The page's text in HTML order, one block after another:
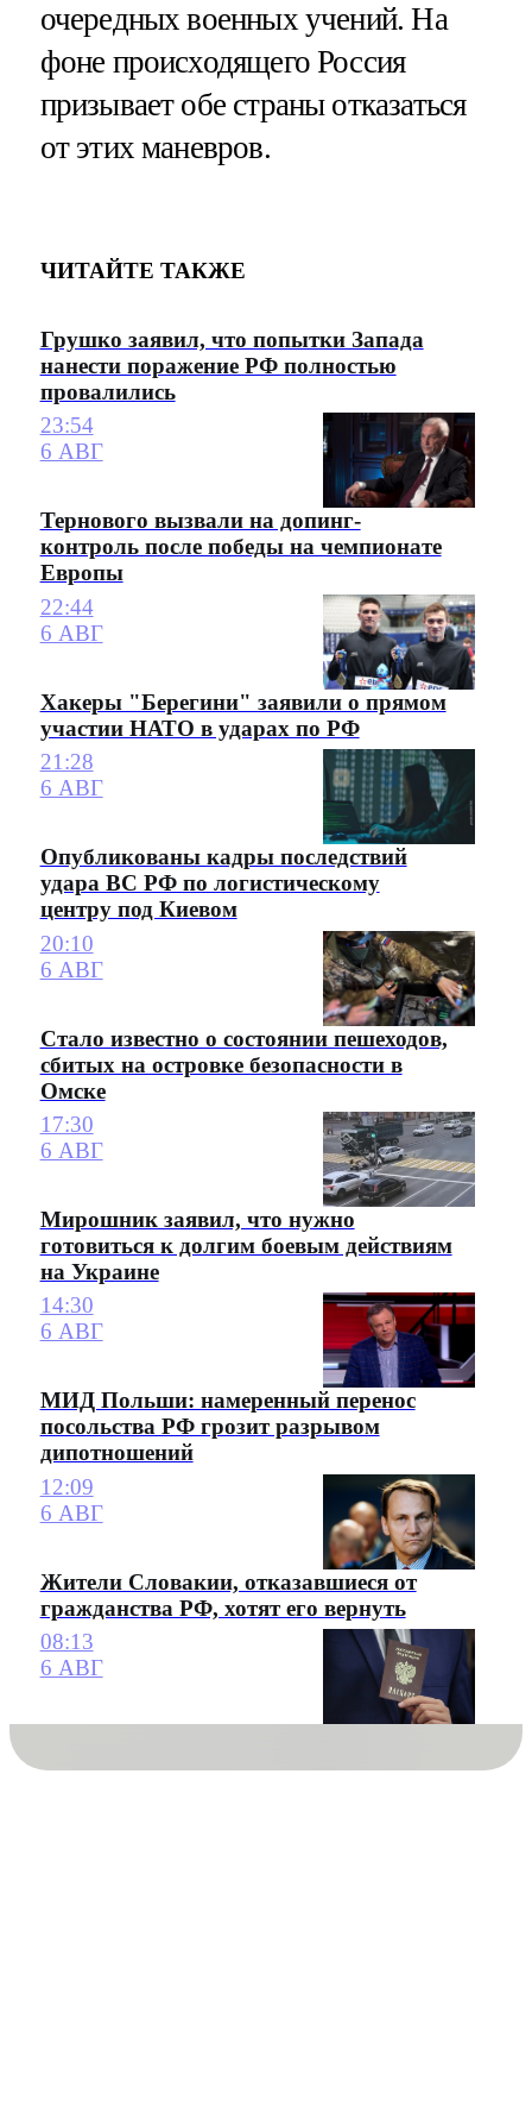
очередных военных учений. На
фоне происходящего Россия
призывает обе страны отказаться
от этих маневров.
ЧИТАЙТЕ ТАКЖЕ
Грушко заявил, что попытки Запада
нанести поражение РФ полностью
провалились
23:54
6 АВГ
Тернового вызвали на допинг-
контроль после победы на чемпионате
Европы
22:44
6 АВГ
Хакеры "Берегини" заявили о прямом
участии НАТО в ударах по РФ
21:28
6 АВГ
Опубликованы кадры последствий
удара ВС РФ по логистическому
центру под Киевом
20:10
6 АВГ
Стало известно о состоянии пешеходов,
сбитых на островке безопасности в
Омске
17:30
6 АВГ
Мирошник заявил, что нужно
готовиться к долгим боевым действиям
на Украине
14:30
6 АВГ
МИД Польши: намеренный перенос
посольства РФ грозит разрывом
дипотношений
12:09
6 АВГ
Жители Словакии, отказавшиеся от
гражданства РФ, хотят его вернуть
08:13
6 АВГ